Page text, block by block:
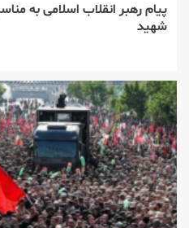
پیام رهبر انقلاب اسلامی به
شهید